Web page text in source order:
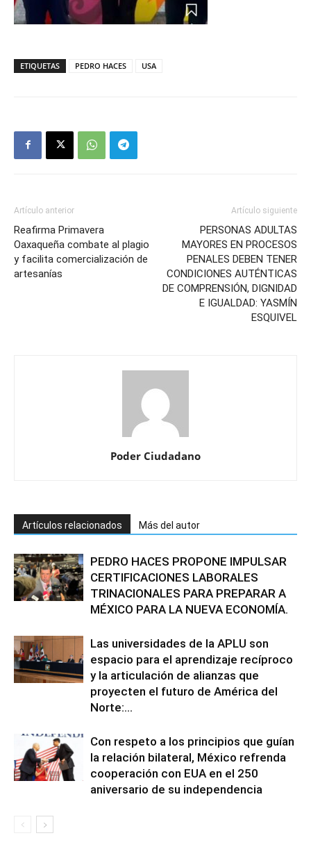
ETIQUETAS PEDRO HACES USA
Artículo anterior
Reafirma Primavera
Oaxaqueña combate al plagio
y facilita comercialización de
artesanías
Artículo siguiente
PERSONAS ADULTAS
MAYORES EN PROCESOS
PENALES DEBEN TENER
CONDICIONES AUTÉNTICAS
DE COMPRENSIÓN, DIGNIDAD
E IGUALDAD: YASMÍN
ESQUIVEL
Poder Ciudadano
Artículos relacionados Más del autor
PEDRO HACES PROPONE IMPULSAR
CERTIFICACIONES LABORALES
TRINACIONALES PARA PREPARAR A
MÉXICO PARA LA NUEVA ECONOMÍA.
Las universidades de la APLU son
espacio para el aprendizaje recíproco
y la articulación de alianzas que
proyecten el futuro de América del
Norte:...
Con respeto a los principios que guían
la relación bilateral, México refrenda
cooperación con EUA en el 250
aniversario de su independencia